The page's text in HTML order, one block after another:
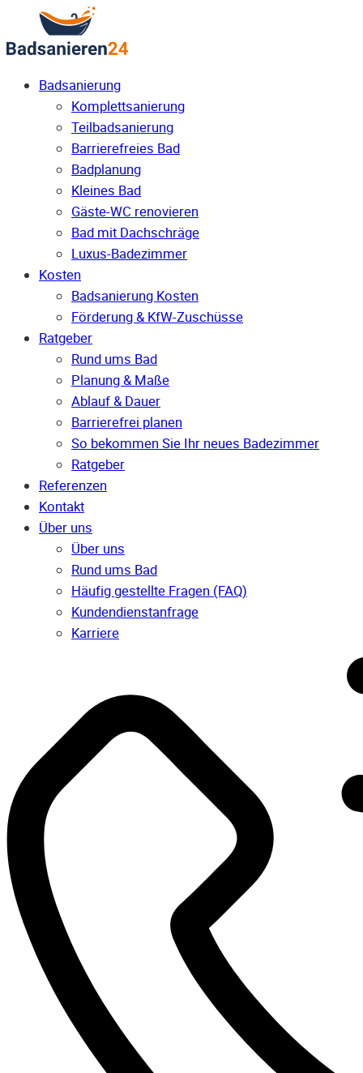
Badsanierung
Komplettsanierung
Teilbadsanierung
Barrierefreies Bad
Badplanung
Kleines Bad
Gäste-WC renovieren
Bad mit Dachschräge
Luxus-Badezimmer
Kosten
Badsanierung Kosten
Förderung & KfW-Zuschüsse
Ratgeber
Rund ums Bad
Planung & Maße
Ablauf & Dauer
Barrierefrei planen
So bekommen Sie Ihr neues Badezimmer
Ratgeber
Referenzen
Kontakt
Über uns
Über uns
Rund ums Bad
Häufig gestellte Fragen (FAQ)
Kunden­dienst­anfrage
Karriere